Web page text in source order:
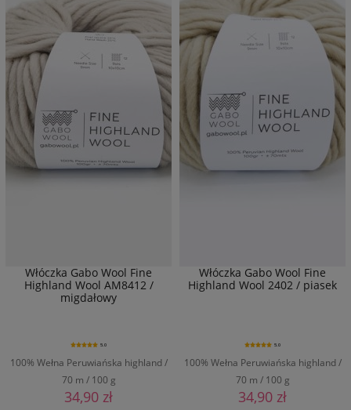
Włóczka Gabo Wool Fine
Highland Wool AM8412 /
migdałowy
100% Wełna Peruwiańska highland /
70 m / 100 g
5.0
34,90 zł
Włóczka Gabo Wool Fine
Highland Wool 2402 / piasek
100% Wełna Peruwiańska highland /
70 m / 100 g
5.0
34,90 zł